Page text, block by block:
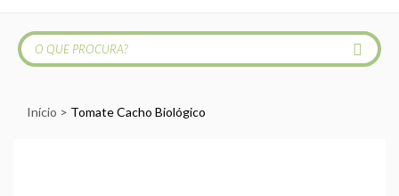
Início Tomate Cacho Biológico